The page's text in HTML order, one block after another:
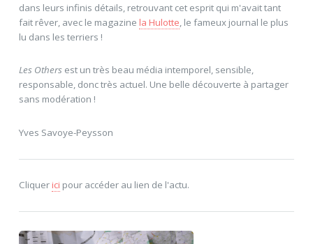
dans leurs infinis détails, retrouvant cet esprit qui m'avait tant
fait rêver, avec le magazine la Hulotte , le fameux journal le plus
lu dans les terriers !
Les Othersest un très beau média intemporel, sensible,
responsable, donc très actuel. Une belle découverte à partager
sans modération !
Yves Savoye-Peysson
Cliquerici pour accéder au lien de l'actu.